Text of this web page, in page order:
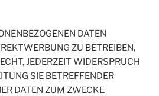
DATEN
ZU BETREIBEN,
JEDERZEIT WIDERSPRUCH
SIE BETREFFENDER
DATEN ZUM ZWECKE